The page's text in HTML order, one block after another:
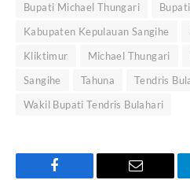
Bupati Michael Thungari
Kabupaten Kepulauan Sangihe
Kliktimur
Michael Thungari
Sangihe
Tahuna
Tendris
Wakil Bupati Tendris Bulahari